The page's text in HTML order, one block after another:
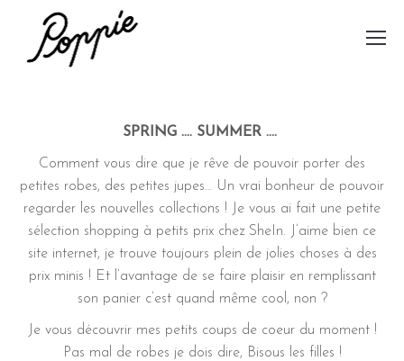
SPRING …. SUMMER ….
Comment vous dire que je rêve de pouvoir porter des
petites robes, des petites jupes… Un vrai bonheur de pouvoir
regarder les nouvelles collections ! Je vous ai fait une petite
sélection shopping à petits prix chez SheIn. J’aime bien ce
site internet, je trouve toujours plein de jolies choses à des
prix minis ! Et l’avantage de se faire plaisir en remplissant
son panier c’est quand même cool, non ?
Je vous découvrir mes petits coups de coeur du moment !
Pas mal de robes je dois dire, Bisous les filles !